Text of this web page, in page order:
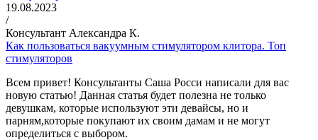
19.08.2023
/
Консультант Александра К.
Как пользоваться вакуумным стимулятором клитора. Топ
стимуляторов
Всем привет! Консультанты Саша Росси написали для вас
новую статью! Данная статья будет полезна не только
девушкам, которые используют эти девайсы, но и
парням,которые покупают их своим дамам и не могут
определиться с выбором.